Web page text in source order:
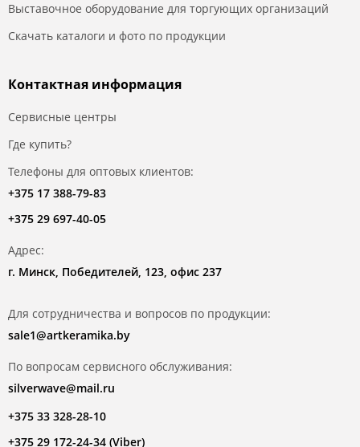
Выставочное оборудование для торгующих организаций
Скачать каталоги и фото по продукции
Контактная информация
Сервисные центры
Где купить?
Телефоны для оптовых клиентов:
+375 17 388-79-83
+375 29 697-40-05
Адрес:
г. Минск, Победителей, 123, офис 237
Для сотрудничества и вопросов по продукции:
sale1@artkeramika.by
По вопросам сервисного обслуживания:
silverwave@mail.ru
+375 33 328-28-10
+375 29 172-24-34 (Viber)